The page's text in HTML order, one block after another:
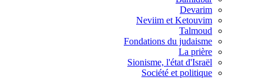
Devarim
Neviim et Ketouvim
Talmoud
Fondations du judaisme
La prière
Sionisme, l'état d'Israël
Société et politique